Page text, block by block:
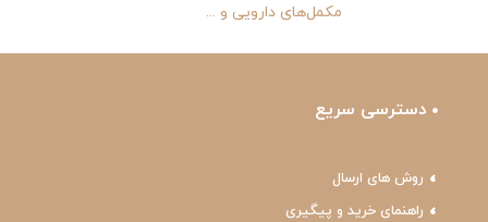
مکمل‌های دارویی و ...
دسترسی سریع
روش های ارسال
راهنمای خرید و پیگیری